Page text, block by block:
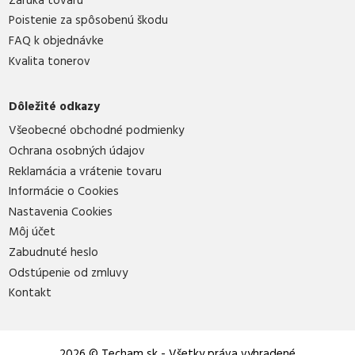
Poistenie za spôsobenú škodu
FAQ k objednávke
Kvalita tonerov
Dôležité odkazy
Všeobecné obchodné podmienky
Ochrana osobných údajov
Reklamácia a vrátenie tovaru
Informácie o Cookies
Nastavenia Cookies
Môj účet
Zabudnuté heslo
Odstúpenie od zmluvy
Kontakt